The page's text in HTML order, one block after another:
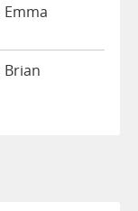
Brian